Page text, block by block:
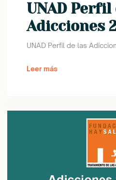
UNAD Perfil
Adicciones
UNAD Perfil de las
Leer más